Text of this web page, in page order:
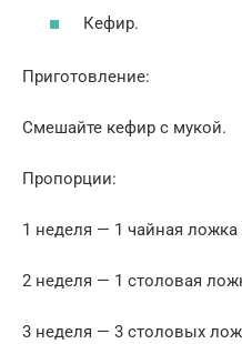
Кефир.
Приготовление:
Смешайте кефир с мукой.
Пропорции:
1 неделя — 1 чайная
2 неделя — 1 столовая
3 неделя — 3 столовых